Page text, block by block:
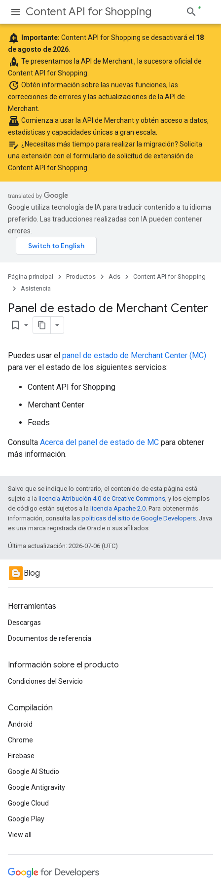
Content API for Shopping
add_alert Importante: Content API for Shopping se desactivará el 18
de agosto de 2026
rocket Te presentamos la API de Merchant, la sucesora oficial de
Content API for Shopping.
update Obtén información sobre las nuevas funciones, las
correcciones de errores y las actualizaciones de la API de
Merchant.
point_of_sale Comienza a usar la API de Merchanty obtén acceso a datos,
estadísticas y capacidades únicas a gran escala.
edit_note ¿Necesitas más tiempo para realizar la migración? Solicita
una extensión con el formulario de solicitud de extensión de
Content API for Shopping
Google utiliza tecnología de IA para traducir contenido a tu idioma
preferido. Las traducciones realizadas con IA pueden contener
errores.
Página principal Productos Ads
Content API for Shopping
Asistencia
Panel de estado de Merchant Center
bookmark_border
Puedes usar el panel de estado de Merchant Center (MC)
para ver el estado de los siguientes servicios:
Content API for Shopping
Merchant Center
Feeds
Consulta Acerca del panel de estado de MC para obtener
más información.
Salvo que se indique lo contrario, el contenido de esta página está
sujeto a la licencia Atribución 4.0 de Creative Commons, y los ejemplos
de código están sujetos a la licencia Apache 2.0. Para obtener más
información, consulta las políticas del sitio de Google Developers. Java
es una marca registrada de Oracle o sus afiliados.
Última actualización: 2026-07-06 (UTC)
Blog
Herramientas
Descargas
Documentos de referencia
Información sobre el producto
Condiciones del Servicio
Compilación
Android
Chrome
Firebase
Google AI Studio
Google Antigravity
Google Cloud
Google Play
View all